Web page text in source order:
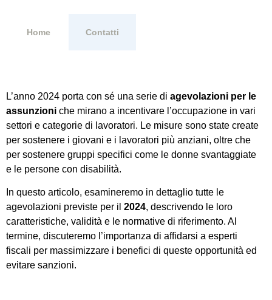
Home Contatti
L’anno 2024 porta con sé una serie di agevolazioni per le
assunzioni che mirano a incentivare l’occupazione in vari
settori e categorie di lavoratori. Le misure sono state create
per sostenere i giovani e i lavoratori più anziani, oltre che
per sostenere gruppi specifici come le donne svantaggiate
e le persone con disabilità.
In questo articolo, esamineremo in dettaglio tutte le
agevolazioni previste per il 2024, descrivendo le loro
caratteristiche, validità e le normative di riferimento. Al
termine, discuteremo l’importanza di affidarsi a esperti
fiscali per massimizzare i benefici di queste opportunità ed
evitare sanzioni.